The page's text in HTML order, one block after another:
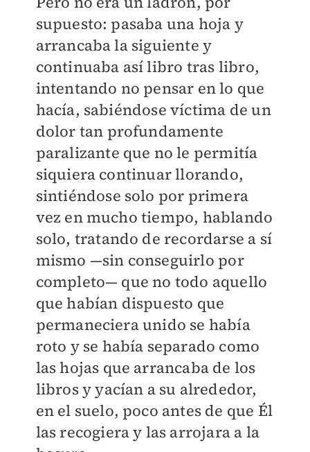
supuesto: pasaba una hoja y
arrancaba la siguiente y
continuaba así libro tras libro,
intentando no pensar en lo que
hacía, sabiéndose víctima de un
dolor tan profundamente
paralizante que no le permitía
siquiera continuar llorando,
sintiéndose solo por primera
vez en mucho tiempo, hablando
solo, tratando de recordarse a sí
mismo —sin conseguirlo por
completo— que no todo aquello
que habían dispuesto que
permaneciera unido se había
roto y se había separado como
las hojas que arrancaba de los
libros y yacían a su alrededor,
en el suelo, poco antes de que Él
las recogiera y las arrojara a la